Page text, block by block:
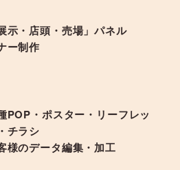
示・店頭・売場」パネル
ー制作
POP・ポスター・リーフレッ
チラシ
様のデータ編集・加工